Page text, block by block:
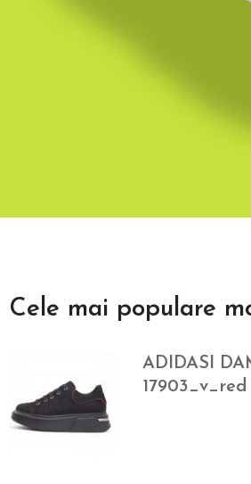
Cele mai populare
ADIDASI
17903_v_red